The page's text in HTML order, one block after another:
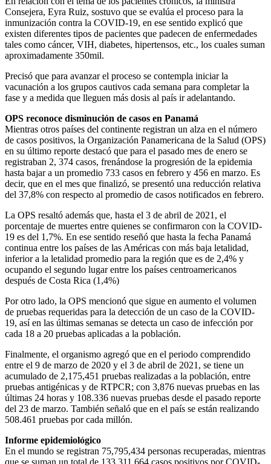
Consejera, Eyra Ruiz, sostuvo que se evalúa el proceso para la
inmunización contra la COVID-19, en ese sentido explicó que
existen diferentes tipos de pacientes que padecen de enfermedades
tales como cáncer, VIH, diabetes, hipertensos, etc., los cuales suman
aproximadamente 350mil.
Precisó que para avanzar el proceso se contempla iniciar la
vacunación a los grupos cautivos cada semana para completar la
fase y a medida que lleguen más dosis al país ir adelantando.
OPS reconoce disminución de casos en Panamá
Mientras otros países del continente registran un alza en el número
de casos positivos, la Organización Panamericana de la Salud (OPS)
en su último reporte destacó que para el pasado mes de enero se
registraban 2, 374 casos, frenándose la progresión de la epidemia
hasta bajar a un promedio 733 casos en febrero y 456 en marzo. Es
decir, que en el mes que finalizó, se presentó una reducción relativa
del 37,8% con respecto al promedio de casos notificados en febrero.
La OPS resaltó además que, hasta el 3 de abril de 2021, el
porcentaje de muertes entre quienes se confirmaron con la COVID-
19 es del 1,7%. En ese sentido reseñó que hasta la fecha Panamá
continua entre los países de las Américas con más baja letalidad,
inferior a la letalidad promedio para la región que es de 2,4% y
ocupando el segundo lugar entre los países centroamericanos
después de Costa Rica (1,4%)
Por otro lado, la OPS mencionó que sigue en aumento el volumen
de pruebas requeridas para la detección de un caso de la COVID-
19, así en las últimas semanas se detecta un caso de infección por
cada 18 a 20 pruebas aplicadas a la población.
Finalmente, el organismo agregó que en el periodo comprendido
entre el 9 de marzo de 2020 y el 3 de abril de 2021, se tiene un
acumulado de 2,175,451 pruebas realizadas a la población, entre
pruebas antigénicas y de RTPCR; con 3,876 nuevas pruebas en las
últimas 24 horas y 108.336 nuevas pruebas desde el pasado reporte
del 23 de marzo. También señaló que en el país se están realizando
508.461 pruebas por cada millón.
Informe epidemiológico
En el mundo se registran 75,795,434 personas recuperadas, mientras